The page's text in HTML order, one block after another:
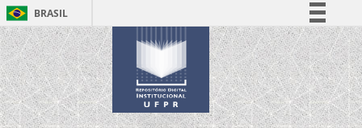
BRASIL
Simplifique!
Comunica BR
Participe
Acesso à informação